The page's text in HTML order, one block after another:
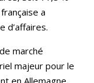
a
d’affaires.
marché
majeur pour le
en Allemagne,